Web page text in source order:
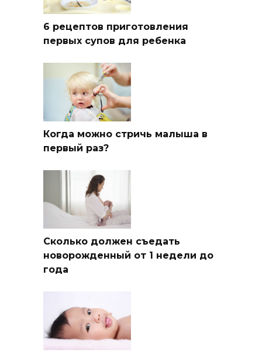
6 рецептов приготовления
первых супов для ребенка
Когда можно стричь малыша в
первый раз?
Сколько должен съедать
новорожденный от 1 недели до
года